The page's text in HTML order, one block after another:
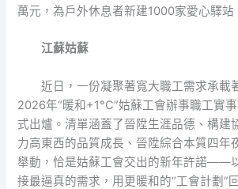
萬元，為戶外休息者新建1000家愛心驛站
江蘇姑蘇
近日，一份凝聚著寬大職工需求承載
2026年“暖和+1°C”姑蘇工會辦事職工實
式出爐。清單涵蓋了晉陞生涯品德、構建
力高東西的品質成長、晉陞綜合本質四年
舉動，恰是姑蘇工會交出的新年許諾——
接最逼真的需求，用更暖和的“工會計劃”